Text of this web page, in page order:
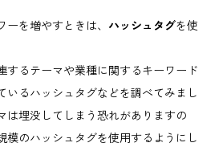
を増やすときは、 ハッシュタグを使
するテーマや業種に関するキーワード
いるハッシュタグなどを調べてみまし
は埋没してしまう恐れがありますの
模のハッシュタグを使用するようにし